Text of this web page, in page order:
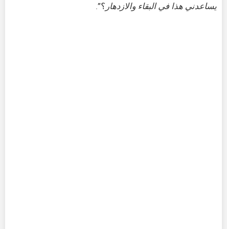
يساعدني هذا في البقاء والازدهار ؟”.